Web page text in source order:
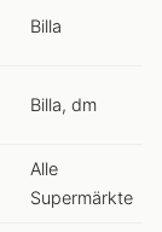
Billa
Billa, dm
Alle
Supermärkte